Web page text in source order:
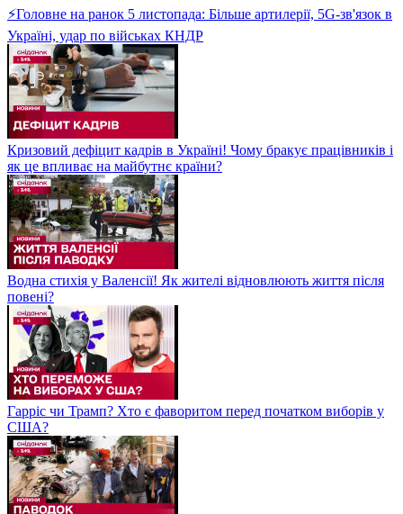
⚡Головне на ранок 5 листопада: Більше артилерії, 5G-зв'язок в
Україні, удар по військах КНДР
Кризовий дефіцит кадрів в Україні! Чому бракує працівників і
як це впливає на майбутнє країни?
Водна стихія у Валенсії! Як жителі відновлюють життя після
повені?
Гарріс чи Трамп? Хто є фаворитом перед початком виборів у
США?